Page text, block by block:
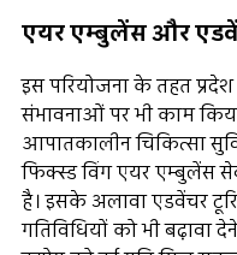
एयर एम्बुलेंस और
इस परियोजना के तहत
संभावनाओं पर भी काम किया
आपातकालीन चिकित्सा
फिक्स्ड विंग एयर एम्बुलेंस
है। इसके अलावा एडवेंचर
गतिविधियों को भी बढ़ावा